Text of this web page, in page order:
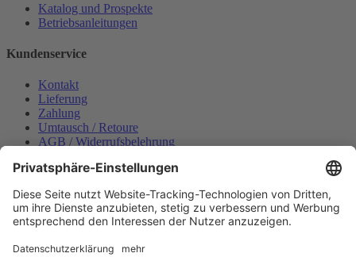
Katalog und Prospekte
Betriebsanleitungen
Kundenservice
Kontakt
Lieferung
Zahlung
Umtausch / Retoure
AGB / Widerrufsbelehrung
Datenschutzerklärung
Bestellung widerrufen
Mein konto